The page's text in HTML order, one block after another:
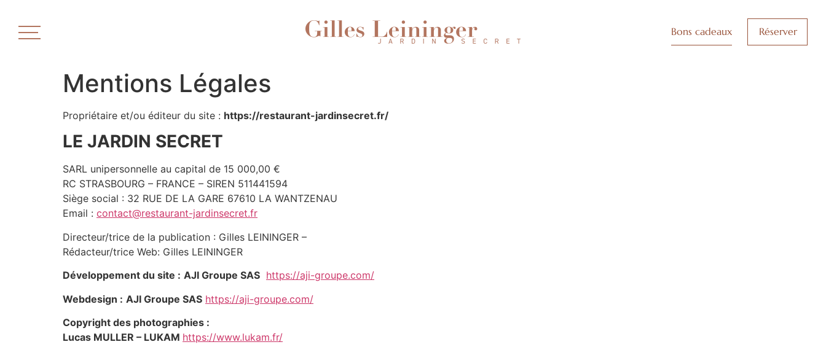
Bons cadeaux Réserver
Mentions Légales
Propriétaire et/ou éditeur du site : https://restaurant-jardinsecret.fr/
LE JARDIN SECRET
SARL unipersonnelle au capital de 15 000,00 €
RC STRASBOURG – FRANCE – SIREN 511441594
Siège social : 32 RUE DE LA GARE 67610 LA WANTZENAU
Email : contact@restaurant-jardinsecret.fr
Directeur/trice de la publication : Gilles LEININGER –
Rédacteur/trice Web: Gilles LEININGER
Développement du site : AJI Groupe SAS https://aji-groupe.com/
Webdesign : AJI Groupe SAS https://aji-groupe.com/
Copyright des photographies :
Lucas MULLER – LUKAM https://www.lukam.fr/